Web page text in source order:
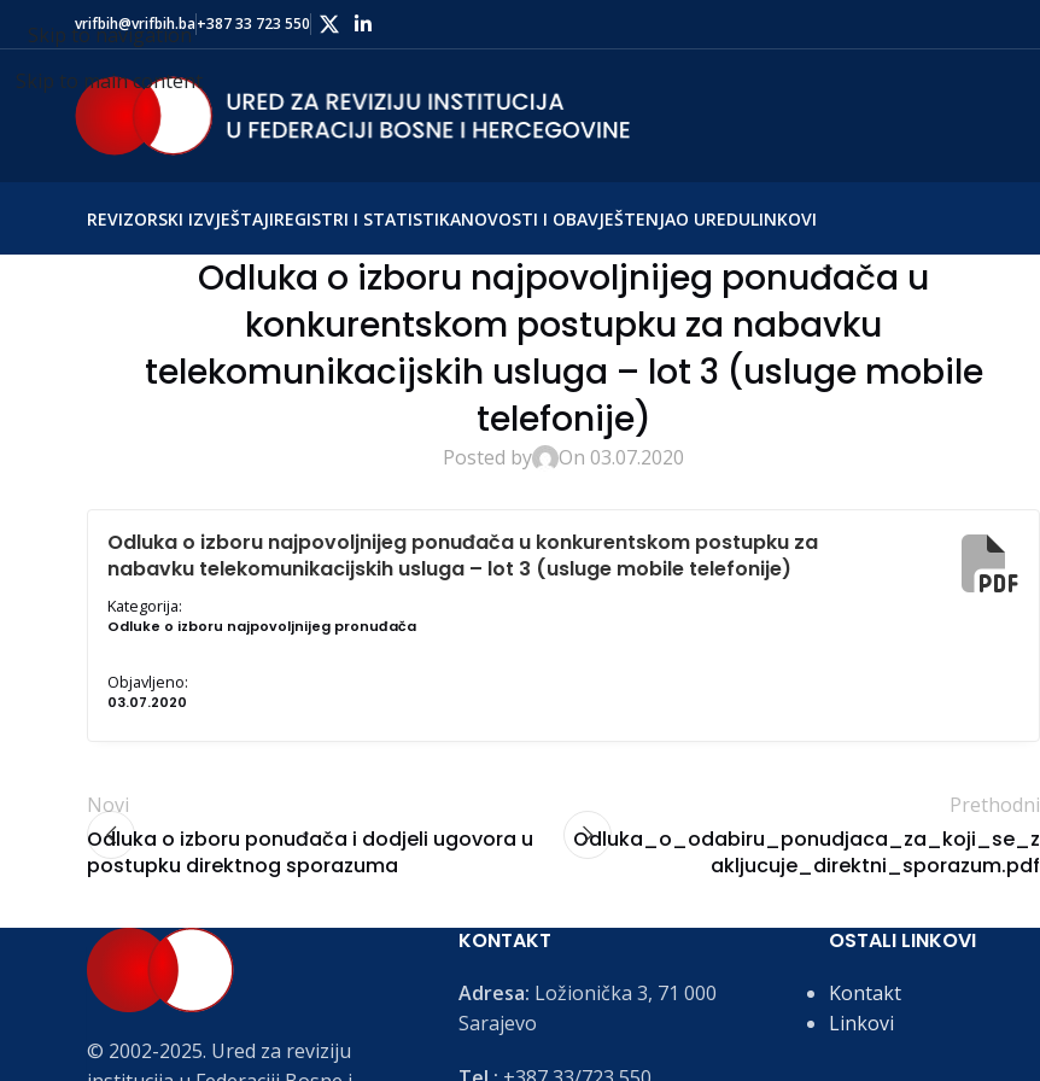
Skip to navigation
Skip to main content
vrifbih@vrifbih.ba+387 33 723 550
REVIZORSKI IZVJEŠTAJIREGISTRI I STATISTIKANOVOSTI I OBAVJEŠTENJAO UREDULINKOVI
Odluka o izboru najpovoljnijeg ponuđača u
konkurentskom postupku za nabavku
telekomunikacijskih usluga – lot 3 (usluge mobile
telefonije)
Posted by On 03.07.2020
Odluka o izboru najpovoljnijeg ponuđača u konkurentskom postupku za
nabavku telekomunikacijskih usluga – lot 3 (usluge mobile telefonije)
Kategorija:
Odluke o izboru najpovoljnijeg pronuđača
Objavljeno:
03.07.2020
Novi
Odluka o izboru ponuđača i dodjeli ugovora u
postupku direktnog sporazuma
Prethodni
Odluka_o_odabiru_ponudjaca_za_koji_se_z
akljucuje_direktni_sporazum.pdf
© 2002-2025. Ured za reviziju
KONTAKT
Adresa: Ložionička 3, 71 000
Sarajevo
OSTALI LINKOVI
Kontakt
Linkovi